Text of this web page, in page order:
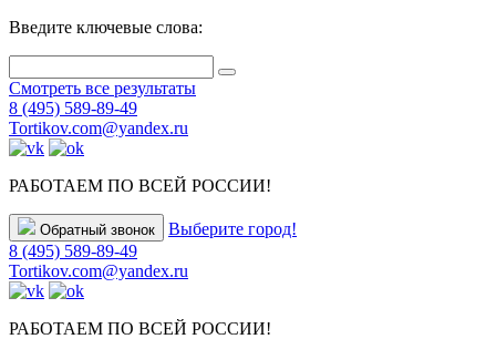
Введите ключевые слова:
Смотреть все результаты
8 (495) 589-89-49
Tortikov.com@yandex.ru
РАБОТАЕМ ПО ВСЕЙ РОССИИ!
Обратный звонок
Выберите город!
8 (495) 589-89-49
Tortikov.com@yandex.ru
РАБОТАЕМ ПО ВСЕЙ РОССИИ!